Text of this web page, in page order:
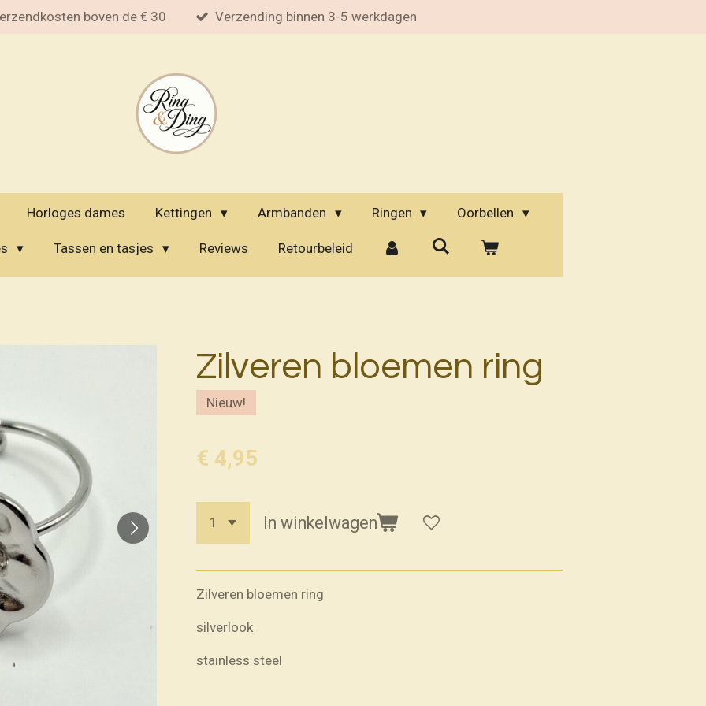
boven de € 30 Verzending binnen 3-5 werkdagen
Horloges dames Kettingen Armbanden Ringen Oorbellen
Tassen en tasjes Reviews Retourbeleid
Zilveren bloemen ring
Nieuw!
€ 4,95
In winkelwagen
Zilveren bloemen ring
silverlook
stainless steel